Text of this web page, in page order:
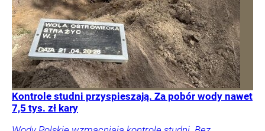
Kontrole studni przyspieszają. Za pobór wody nawet
7,5 tys. zł kary